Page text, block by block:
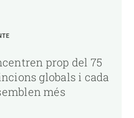
prop del 75
globals i cada
més